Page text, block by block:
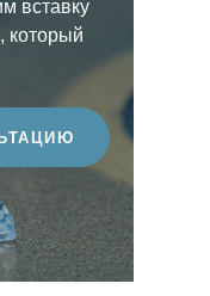
вставку
который